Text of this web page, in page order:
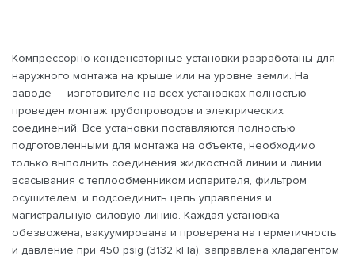
Компрессорно-конденсаторные установки разработаны для
наружного монтажа на крыше или на уровне земли. На
заводе — изготовителе на всех установках полностью
проведен монтаж трубопроводов и электрических
соединений. Все установки поставляются полностью
подготовленными для монтажа на объекте, необходимо
только выполнить соединения жидкостной линии и линии
всасывания с теплообменником испарителя, фильтром
осушителем, и подсоединить цепь управления и
магистральную силовую линию. Каждая установка
обезвожена, вакуумирована и проверена на герметичность
и давление при 450 psig (3132 kПa), заправлена хладагентом